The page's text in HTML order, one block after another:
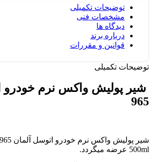
توضیحات تکمیلی
مشخصات فنی
دیدگاه ها
درباره برند
قوانین و مقررات
توضیحات تکمیلی
شیر پولیش واکس نرم خودرو
965
500ml عرضه میگردد.